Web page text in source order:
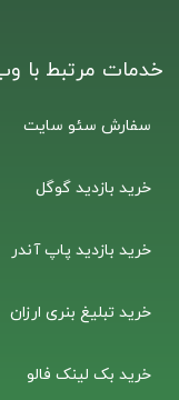
خدمات مرتبط با
سفارش سئو سایت
خرید بازدید گوگل
خرید بازدید پاپ آندر
خرید تبلیغ بنری ارزان
خرید بک لینک فالو